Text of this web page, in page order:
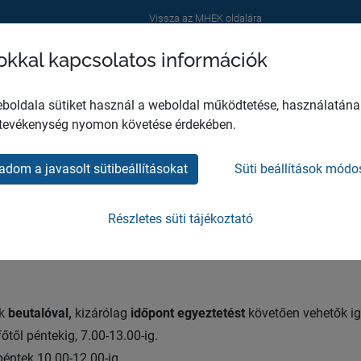
Vissza az MHEK oldalára
RÓLUNK SZOLGÁLTATÁSAINK HASZNOS
járóbeteg
beutalóval, kizárólag időpont egyeztetést követően vehetők
péntekig, 7.00-13.00-ig.
kapcsolatos információk
sütiket használ a weboldal működtetése,
nyomon követése érdekében.
a javasolt sütibeállításokat Süti beállítások
Részletes süti tájékoztató